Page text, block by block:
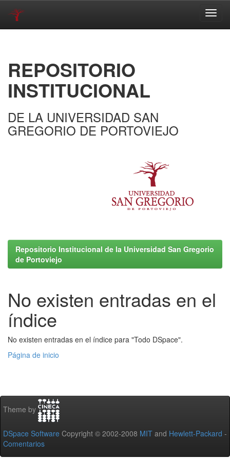
REPOSITORIO
INSTITUCIONAL
DE LA UNIVERSIDAD SAN
GREGORIO DE PORTOVIEJO
Repositorio Institucional de la Universidad San Gregorio
de Portoviejo
No existen entradas en el
índice
No existen entradas en el índice para "Todo DSpace".
Página de inicio
Theme by
DSpace Software Copyright © 2002-2008 MIT and Hewlett-Packard -
Comentarios